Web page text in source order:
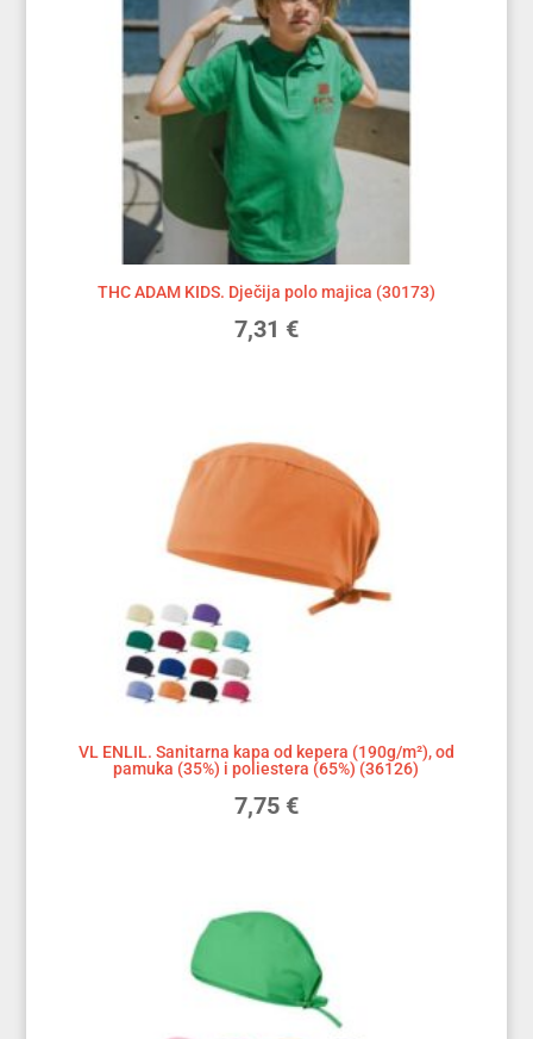
THC ADAM KIDS. Dječija polo majica (30173)
7,31 €
VL ENLIL. Sanitarna kapa od kepera (190g/m²), od
pamuka (35%) i poliestera (65%) (36126)
7,75 €